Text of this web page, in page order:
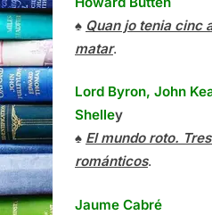
♠ Quan jo tenia cinc
matar.
Lord Byron, John
Shelley
♠ El mundo roto.
románticos.
Jaume Cabré